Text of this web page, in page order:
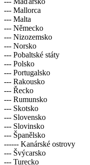
--- Mallorca
--- Malta
--- Německo
--- Nizozemsko
--- Norsko
--- Pobaltské státy
--- Polsko
--- Portugalsko
--- Rakousko
--- Řecko
--- Rumunsko
--- Skotsko
--- Slovensko
--- Slovinsko
--- Španělsko
------ Kanárské ostrovy
--- Švýcarsko
--- Turecko